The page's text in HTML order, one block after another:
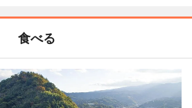
食べる